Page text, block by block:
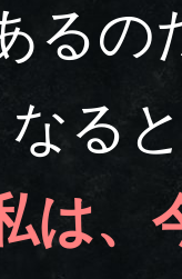
るの
る
は、